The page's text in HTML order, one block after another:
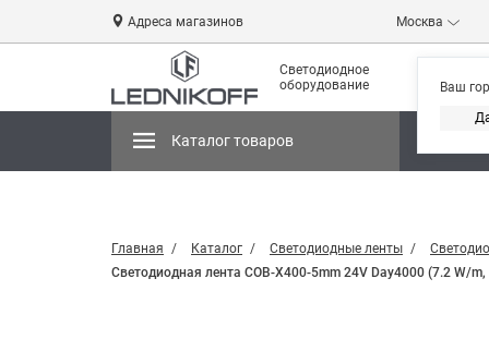
Адреса магазинов Москва
Ваш
Светодиодное
оборудование
Каталог товаров
Главная Каталог Светодиодные ленты
Светодиодная лента COB-X400-5mm 24V Day4000 (7.2 W/m,